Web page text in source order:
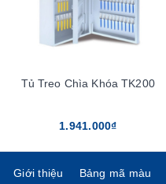
Tủ Treo Chìa Khóa TK200
1.941.000₫
Giới thiệu Bảng mã màu